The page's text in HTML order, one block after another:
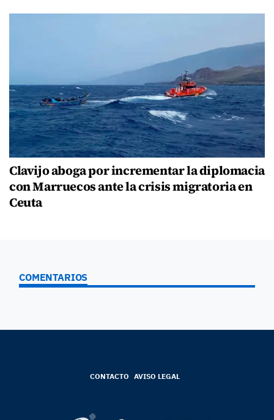
Clavijo aboga por incrementar la diplomacia
con Marruecos ante la crisis migratoria en
Ceuta
COMENTARIOS
CONTACTO AVISO LEGAL